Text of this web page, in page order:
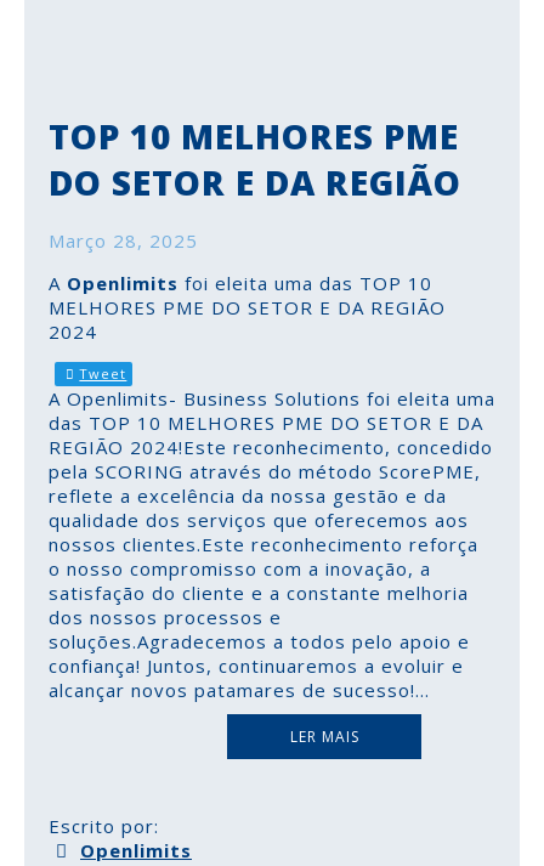
TOP 10 MELHORES PME
DO SETOR E DA REGIÃO
Março 28, 2025
A Openlimits foi eleita uma das TOP 10
MELHORES PME DO SETOR E DA REGIÃO
2024
Tweet
A Openlimits- Business Solutions foi eleita uma
das TOP 10 MELHORES PME DO SETOR E DA
REGIÃO 2024!Este reconhecimento, concedido
pela SCORING através do método ScorePME,
reflete a excelência da nossa gestão e da
qualidade dos serviços que oferecemos aos
nossos clientes.Este reconhecimento reforça
o nosso compromisso com a inovação, a
satisfação do cliente e a constante melhoria
dos nossos processos e
soluções.Agradecemos a todos pelo apoio e
confiança! Juntos, continuaremos a evoluir e
alcançar novos patamares de sucesso!...
LER MAIS
Escrito por:
Openlimits